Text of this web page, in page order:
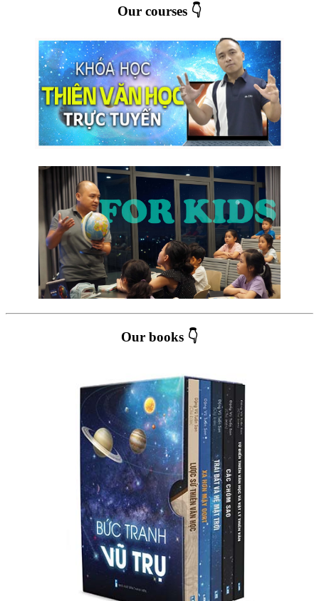
Our courses 👇
Our books 👇